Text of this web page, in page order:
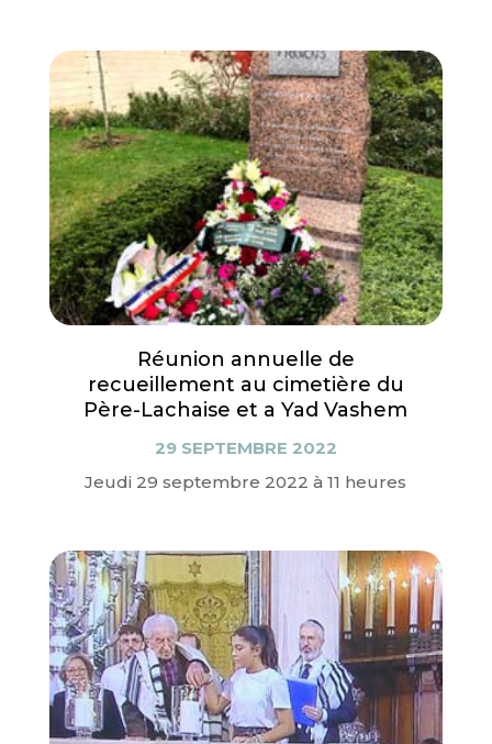
Réunion annuelle de
recueillement au cimetière du
Père-Lachaise et a Yad Vashem
29 SEPTEMBRE 2022
Jeudi 29 septembre 2022 à 11 heures